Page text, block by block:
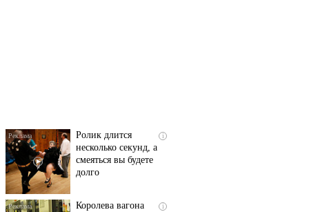
i
Ролик длится
несколько секунд, а
смеяться вы будете
долго
i
Королева вагона